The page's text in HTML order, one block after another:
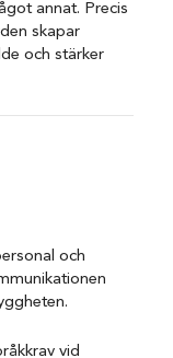
annat. Precis
skapar
och stärker
och
vid